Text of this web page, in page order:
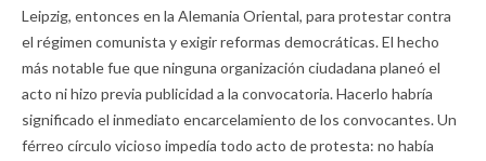
Leipzig, entonces en la Alemania Oriental, para protestar contra
el régimen comunista y exigir reformas democráticas. El hecho
más notable fue que ninguna organización ciudadana planeó el
acto ni hizo previa publicidad a la convocatoria. Hacerlo habría
significado el inmediato encarcelamiento de los convocantes. Un
férreo círculo vicioso impedía todo acto de protesta: no había